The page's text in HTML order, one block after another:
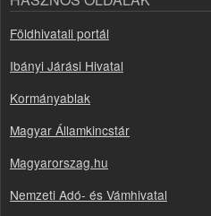
Földhivatali portál
Ibányi Járási Hivatal
Kormányablak
Magyar Államkincstár
Magyarorszag.hu
Nemzeti Adó- és Vámhivatal